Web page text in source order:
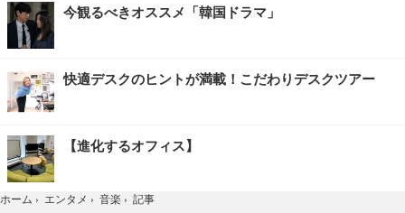
今観るべきオススメ「韓国ドラマ」
快適デスクのヒントが満載！こだわりデスクツアー
【進化するオフィス】
ホーム › エンタメ › 音楽 › 記事